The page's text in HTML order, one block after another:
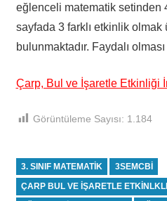
eğlenceli matematik setinden
sayfada 3 farklı etkinlik
bulunmaktadır. Faydalı
Çarp, Bul ve İşaretle Etkinliği
Görüntüleme Sayısı: 1.184
3. SINIF MATEMATIK 3SEMCBI
ÇARP BUL VE IŞARETLE